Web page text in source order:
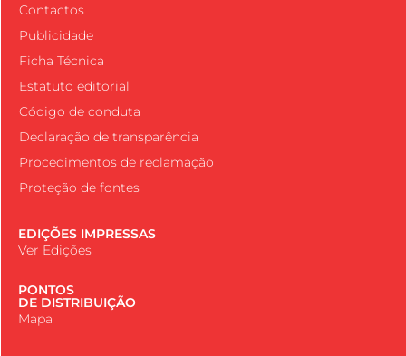
Contactos
Publicidade
Ficha Técnica
Estatuto editorial
Código de conduta
Declaração de transparência
Procedimentos de reclamação
Proteção de fontes
EDIÇÕES IMPRESSAS
Ver Edições
PONTOS
DE DISTRIBUIÇÃO
Mapa